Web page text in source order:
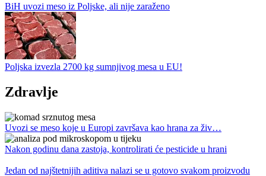
BiH uvozi meso iz Poljske, ali nije zaraženo
Poljska izvezla 2700 kg sumnjivog mesa u EU!
Zdravlje
Uvozi se meso koje u Europi završava kao hrana za živ…
Nakon godinu dana zastoja, kontrolirati će pesticide u hrani
Jedan od najštetnijih aditiva nalazi se u gotovo svakom proizvodu